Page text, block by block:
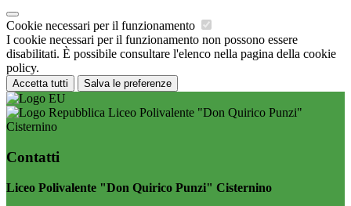
Cookie necessari per il funzionamento
I cookie necessari per il funzionamento non possono essere
disabilitati. È possibile consultare l'elenco nella pagina della cookie
policy.
Accetta tutti Salva le preferenze
Liceo Polivalente "Don Quirico Punzi"
Cisternino
Contatti
Liceo Polivalente "Don Quirico Punzi" Cisternino